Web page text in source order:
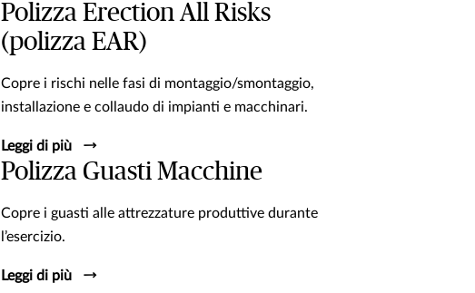
Polizza Erection All Risks
(polizza EAR)
Copre i rischi nelle fasi di montaggio/smontaggio,
installazione e collaudo di impianti e macchinari.
Leggi di più
Polizza Guasti Macchine
Copre i guasti alle attrezzature produttive durante
l’esercizio.
Leggi di più